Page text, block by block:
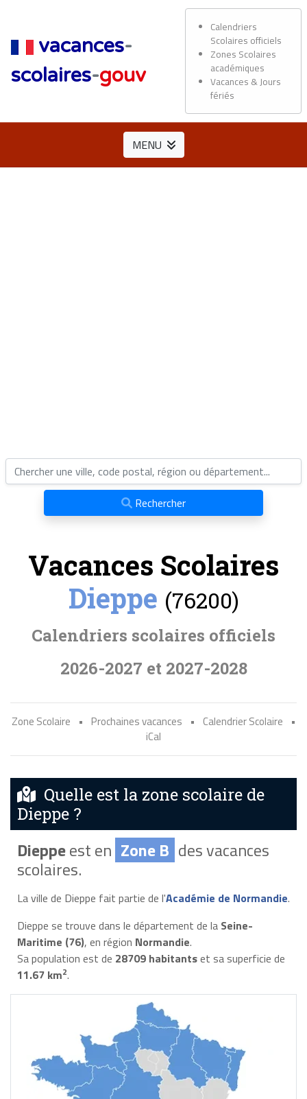
vacances-
scolaires-gouv
Calendriers
Scolaires officiels
Zones Scolaires
académiques
Vacances & Jours
fériés
MENU
Rechercher
Vacances Scolaires
Dieppe (76200)
Calendriers scolaires officiels
2026-2027 et 2027-2028
Zone Scolaire • Prochaines vacances • Calendrier Scolaire
•
iCal
Quelle est la zone scolaire de
Dieppe ?
Dieppeest en Zone B des vacances
scolaires.
La ville de Dieppe fait partie de l'Académie de Normandie.
Dieppe se trouve dans le département de la Seine-
Maritime (76), en région Normandie.
Sa population est de 28709 habitantset sa superficie de
11.67 km2.